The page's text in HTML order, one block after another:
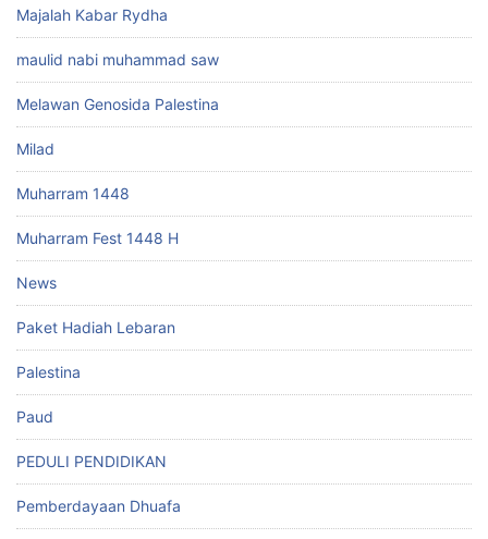
Majalah Kabar Rydha
maulid nabi muhammad saw
Melawan Genosida Palestina
Milad
Muharram 1448
Muharram Fest 1448 H
News
Paket Hadiah Lebaran
Palestina
Paud
PEDULI PENDIDIKAN
Pemberdayaan Dhuafa